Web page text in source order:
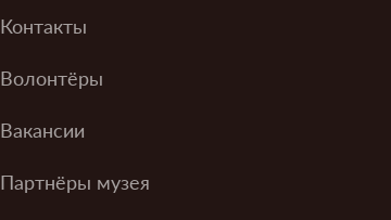
Контакты
Волонтёры
Вакансии
Партнёры музея